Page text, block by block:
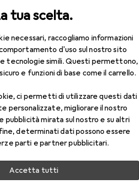
tua scelta.
necessari, raccogliamo informazioni
d'uso sul nostro sito
tecnologie simili. Questi permettono,
e funzioni di base come il carrello.
ci permetti di utilizzare questi dati
migliorare il nostro
pubblicità mirata sul nostro e su altri
determinati dati possono essere
parti e partner pubblicitari.
Accetta tutti
PCIE SSD 110S 256GB
PCIE SSD 110S 256GB
GB, M.2 2280
Transcend PCIE
per il prodotto Transcend PCIE
categoria Accessori per disco